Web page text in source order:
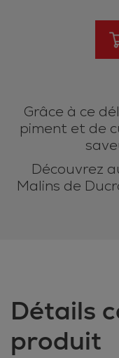
Grâce à ce
piment et de
Découvrez
Malins de
Détails
produit